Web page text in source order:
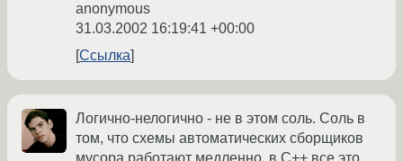
anonymous
31.03.2002 16:19:41 +00:00
Ссылка
Логично-нелогично - не в этом соль. Соль в
том, что схемы автоматических сборщиков